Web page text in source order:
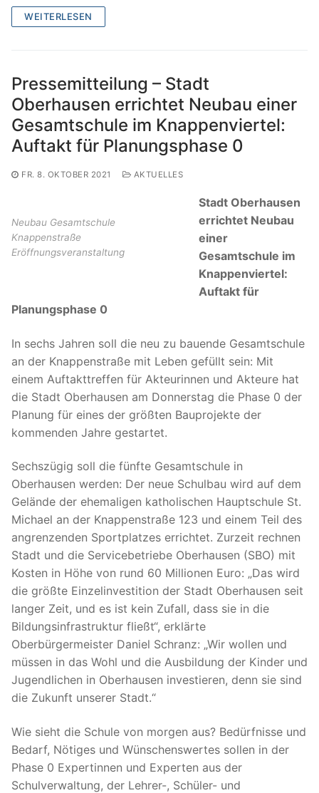
WEITERLESEN
Pressemitteilung – Stadt
Oberhausen errichtet Neubau einer
Gesamtschule im Knappenviertel:
Auftakt für Planungsphase 0
FR. 8. OKTOBER 2021 AKTUELLES
Neubau Gesamtschule
Knappenstraße
Eröffnungsveranstaltung
Stadt Oberhausen
errichtet Neubau
einer
Gesamtschule im
Knappenviertel:
Auftakt für
Planungsphase 0
In sechs Jahren soll die neu zu bauende Gesamtschule
an der Knappenstraße mit Leben gefüllt sein: Mit
einem Auftakttreffen für Akteurinnen und Akteure hat
die Stadt Oberhausen am Donnerstag die Phase 0 der
Planung für eines der größten Bauprojekte der
kommenden Jahre gestartet.
Sechszügig soll die fünfte Gesamtschule in
Oberhausen werden: Der neue Schulbau wird auf dem
Gelände der ehemaligen katholischen Hauptschule St.
Michael an der Knappenstraße 123 und einem Teil des
angrenzenden Sportplatzes errichtet. Zurzeit rechnen
Stadt und die Servicebetriebe Oberhausen (SBO) mit
Kosten in Höhe von rund 60 Millionen Euro: „Das wird
die größte Einzelinvestition der Stadt Oberhausen seit
langer Zeit, und es ist kein Zufall, dass sie in die
Bildungsinfrastruktur fließt“, erklärte
Oberbürgermeister Daniel Schranz: „Wir wollen und
müssen in das Wohl und die Ausbildung der Kinder und
Jugendlichen in Oberhausen investieren, denn sie sind
die Zukunft unserer Stadt.“
Wie sieht die Schule von morgen aus? Bedürfnisse und
Bedarf, Nötiges und Wünschenswertes sollen in der
Phase 0 Expertinnen und Experten aus der
Schulverwaltung, der Lehrer-, Schüler- und